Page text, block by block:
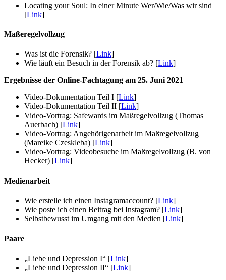
Locating your Soul: In einer Minute Wer/Wie/Was wir sind
[Link]
Maßeregelvollzug
Was ist die Forensik? [Link]
Wie läuft ein Besuch in der Forensik ab? [Link]
Ergebnisse der Online-Fachtagung am 25. Juni 2021
Video-Dokumentation Teil I [Link]
Video-Dokumentation Teil II [Link]
Video-Vortrag: Safewards im Maßregelvollzug (Thomas
Auerbach) [Link]
Video-Vortrag: Angehörigenarbeit im Maßregelvollzug
(Mareike Czeskleba) [Link]
Video-Vortrag: Videobesuche im Maßregelvollzug (B. von
Hecker) [Link]
Medienarbeit
Wie erstelle ich einen Instagramaccount? [Link]
Wie poste ich einen Beitrag bei Instagram? [Link]
Selbstbewusst im Umgang mit den Medien [Link]
Paare
„Liebe und Depression I“ [Link]
„Liebe und Depression II“ [Link]